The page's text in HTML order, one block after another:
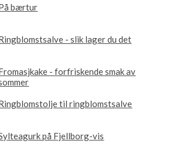
bærtur
- slik lager du det
- forfriskende smak av
til ringblomstsalve
på Fjellborg-vis